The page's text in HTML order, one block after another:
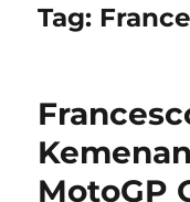
Tag:
MotoGP